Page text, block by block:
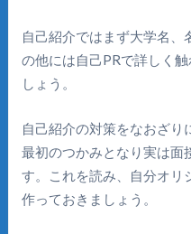
自己紹介ではまず大学名、
の他には自己PRで詳しく
しょう。
自己紹介の対策をなおざり
最初のつかみとなり実は面
す。これを読み、自分オリ
作っておきましょう。